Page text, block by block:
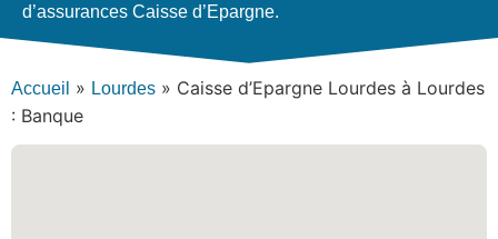
d’assurances Caisse d’Epargne.
Accueil » Lourdes » Caisse d’Epargne Lourdes à Lourdes
: Banque